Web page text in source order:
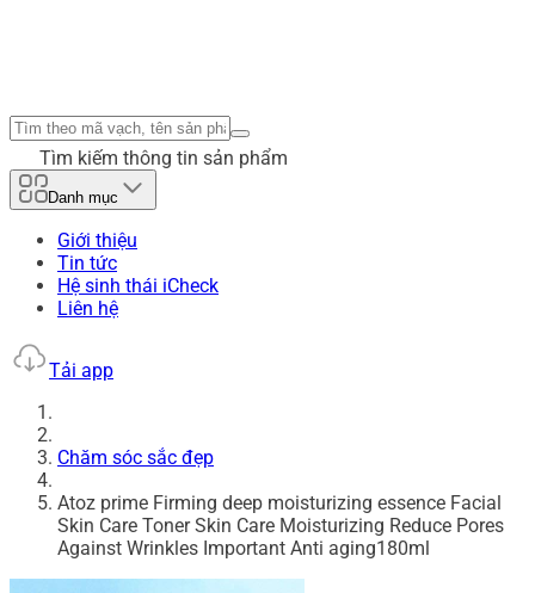
Tìm kiếm thông tin sản phẩm
Danh mục
Giới thiệu
Tin tức
Hệ sinh thái iCheck
Liên hệ
Tải app
Chăm sóc sắc đẹp
Atoz prime Firming deep moisturizing essence Facial
Skin Care Toner Skin Care Moisturizing Reduce Pores
Against Wrinkles Important Anti aging180ml